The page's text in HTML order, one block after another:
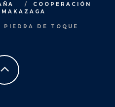
COOPERACIÓN
DE TOQUE